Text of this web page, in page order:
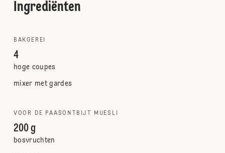
Ingrediënten
BAKGEREI
4
hoge coupes
mixer met gardes
VOOR DE PAASONTBIJT MUESLI
200 g
bosvruchten